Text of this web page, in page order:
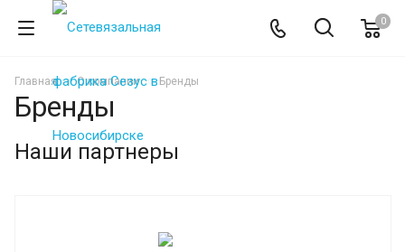
0
Главная О компании Бренды
Бренды
Наши партнеры